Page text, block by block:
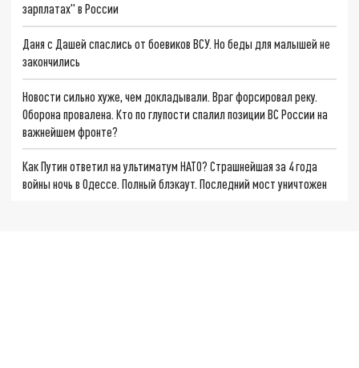
зарплатах" в России
Даня с Дашей спаслись от боевиков ВСУ. Но беды для малышей не
закончились
Новости сильно хуже, чем докладывали. Враг форсировал реку.
Оборона провалена. Кто по глупости спалил позиции ВС России на
важнейшем фронте?
Как Путин ответил на ультиматум НАТО? Страшнейшая за 4 года
войны ночь в Одессе. Полный блэкаут. Последний мост уничтожен